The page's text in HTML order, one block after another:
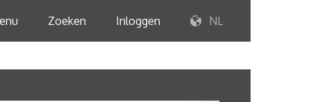
Zoeken Inloggen NL